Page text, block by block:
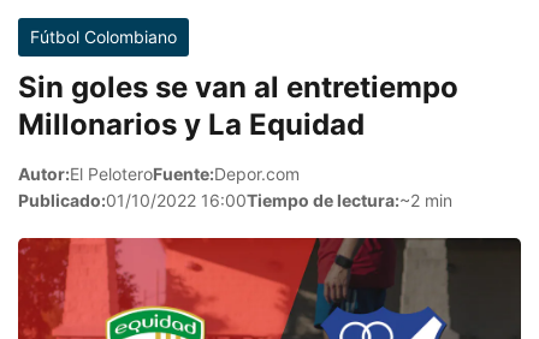
Fútbol Colombiano
Sin goles se van al entretiempo
Millonarios y La Equidad
Autor:El PeloteroFuente:Depor.com
Publicado:01/10/2022 16:00Tiempo de lectura:~2 min